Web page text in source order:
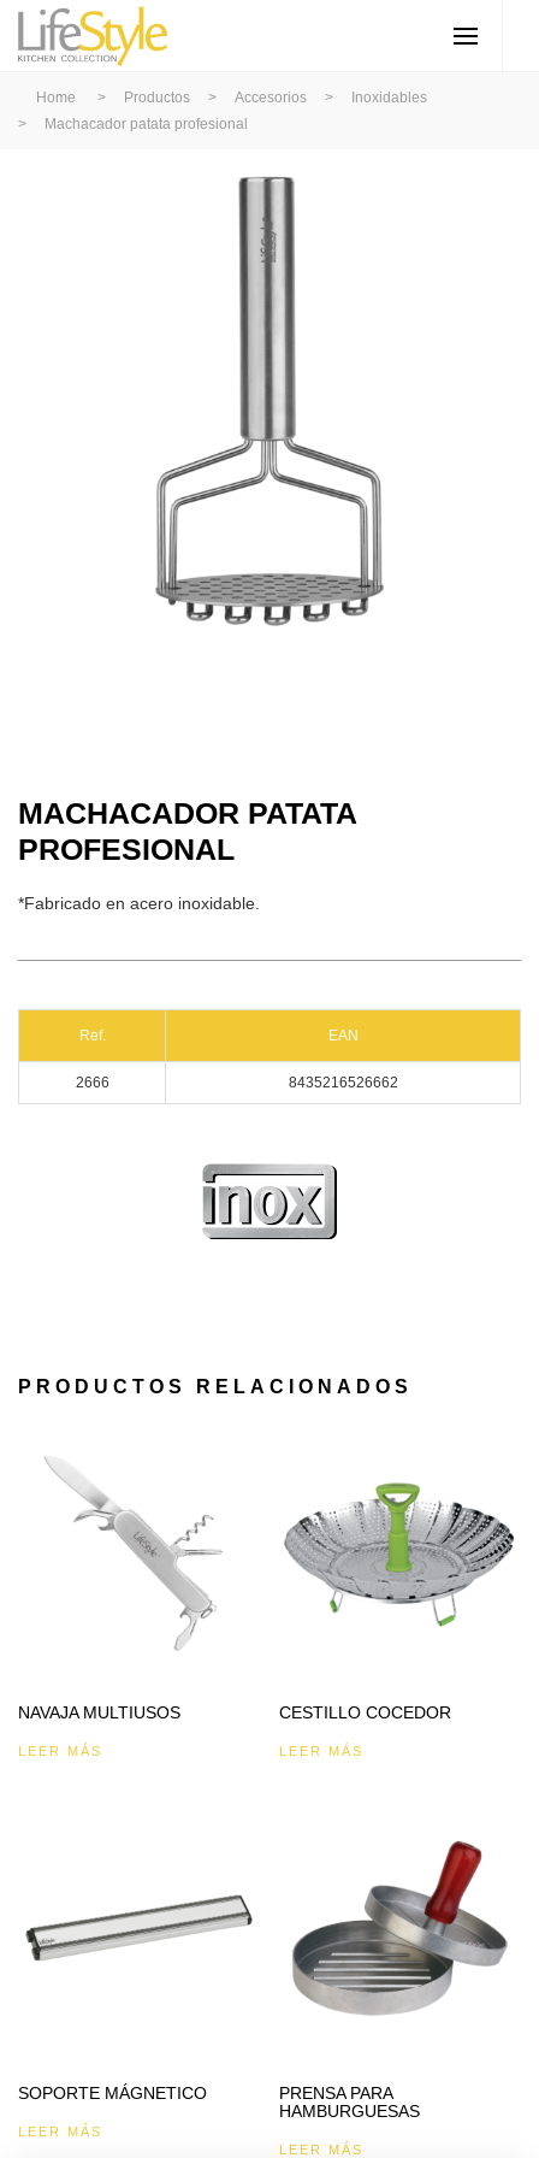
Home > Productos > Accesorios >
Inoxidables
>
Machacador patata profesional
MACHACADOR PATATA
PROFESIONAL
*Fabricado en acero inoxidable.
Ref. EAN
2666 8435216526662
PRODUCTOS RELACIONADOS
NAVAJA MULTIUSOS
LEER MÁS
CESTILLO COCEDOR
LEER MÁS
SOPORTE MÁGNETICO
LEER MÁS
PRENSA PARA
HAMBURGUESAS
LEER MÁS